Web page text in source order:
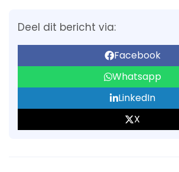
Deel dit bericht via:
Facebook
Whatsapp
LinkedIn
X